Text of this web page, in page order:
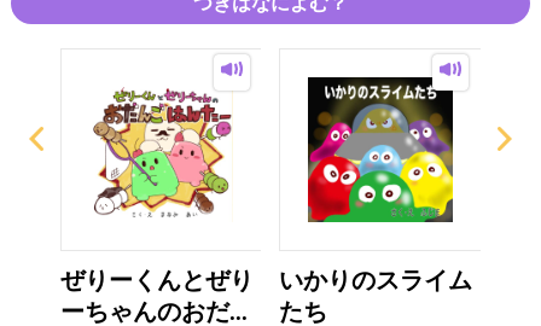
つぎはなによむ？
ぜりーくんとぜり
ーちゃんのおだ...
いかりのスライム
たち